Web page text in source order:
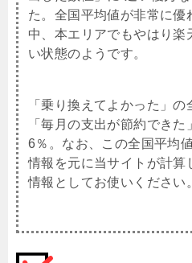
た。全国平均値が非常に優
中、本エリアでもやはり楽
い状態のようです。
「乗り換えてよかった」の
「毎月の支出が節約でき
6％。なお、この全国平均
情報を元に当サイトが計算
情報としてお使いください。